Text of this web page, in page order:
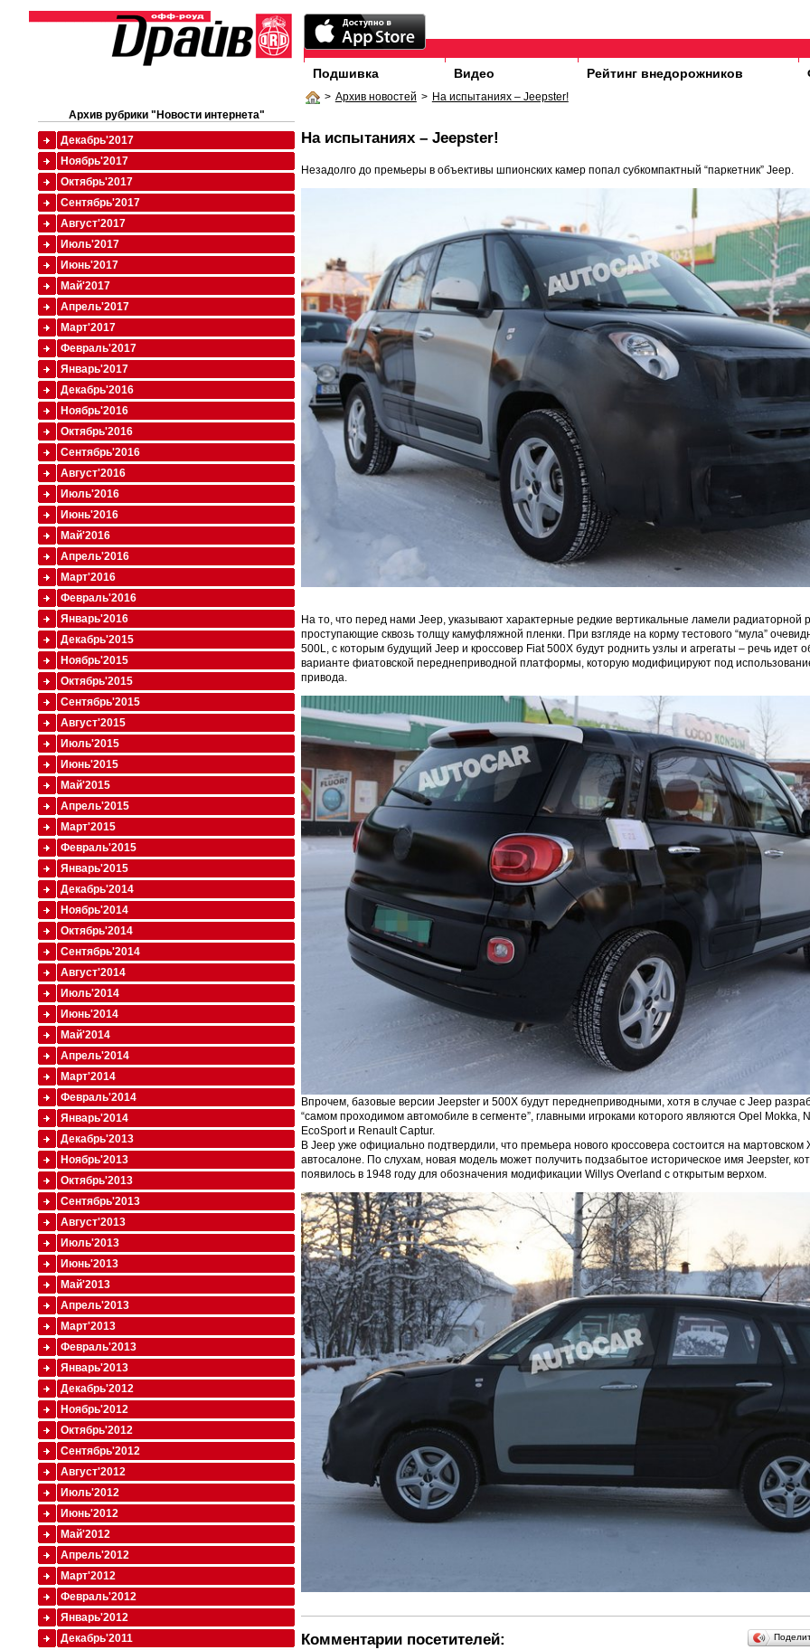
Подшивка Видео Рейтинг внедорожников
> Архив новостей > На испытаниях – Jeepster!
На испытаниях – Jeepster!
Незадолго до премьеры в объективы шпионских камер попал субкомпактный “паркетник” Jeep.
На то, что перед нами Jeep, указывают характерные редкие вертикальные ламели радиаторной
проступающие сквозь толщу камуфляжной пленки. При взгляде на корму тестового “мула”
500L, с которым будущий Jeep и кроссовер Fiat 500X будут роднить узлы и агрегаты – речь идет
варианте фиатовской переднеприводной платформы, которую модифицируют под
привода.
Впрочем, базовые версии Jeepster и 500X будут переднеприводными, хотя в случае с Jeep
“самом проходимом автомобиле в сегменте”, главными игроками которого являются Opel Mokka,
EcoSport и Renault Captur.
В Jeep уже официально подтвердили, что премьера нового кроссовера состоится на мартовском
автосалоне. По слухам, новая модель может получить подзабытое историческое имя Jeepster,
появилось в 1948 году для обозначения модификации Willys Overland с открытым верхом.
Комментарии посетителей:
Архив рубрики "Новости интернета"
Декабрь'2017
Ноябрь'2017
Октябрь'2017
Сентябрь'2017
Август'2017
Июль'2017
Июнь'2017
Май'2017
Апрель'2017
Март'2017
Февраль'2017
Январь'2017
Декабрь'2016
Ноябрь'2016
Октябрь'2016
Сентябрь'2016
Август'2016
Июль'2016
Июнь'2016
Май'2016
Апрель'2016
Март'2016
Февраль'2016
Январь'2016
Декабрь'2015
Ноябрь'2015
Октябрь'2015
Сентябрь'2015
Август'2015
Июль'2015
Июнь'2015
Май'2015
Апрель'2015
Март'2015
Февраль'2015
Январь'2015
Декабрь'2014
Ноябрь'2014
Октябрь'2014
Сентябрь'2014
Август'2014
Июль'2014
Июнь'2014
Май'2014
Апрель'2014
Март'2014
Февраль'2014
Январь'2014
Декабрь'2013
Ноябрь'2013
Октябрь'2013
Сентябрь'2013
Август'2013
Июль'2013
Июнь'2013
Май'2013
Апрель'2013
Март'2013
Февраль'2013
Январь'2013
Декабрь'2012
Ноябрь'2012
Октябрь'2012
Сентябрь'2012
Август'2012
Июль'2012
Июнь'2012
Май'2012
Апрель'2012
Март'2012
Февраль'2012
Январь'2012
Декабрь'2011